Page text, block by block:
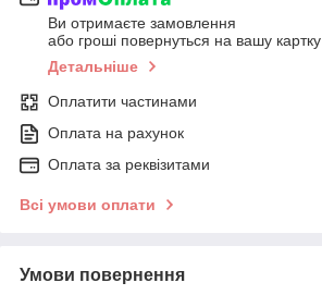
Ви отримаєте замовлення
або гроші повернуться на вашу картку
Детальніше
Оплатити частинами
Оплата на рахунок
Оплата за реквізитами
Всі умови оплати
Умови повернення